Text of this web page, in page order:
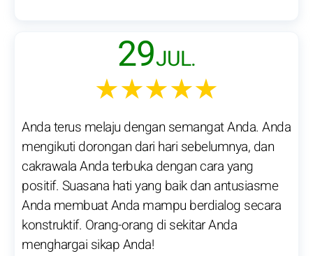
29JUL.
★★★★★
Anda terus melaju dengan semangat Anda. Anda
mengikuti dorongan dari hari sebelumnya, dan
cakrawala Anda terbuka dengan cara yang
positif. Suasana hati yang baik dan antusiasme
Anda membuat Anda mampu berdialog secara
konstruktif. Orang-orang di sekitar Anda
menghargai sikap Anda!